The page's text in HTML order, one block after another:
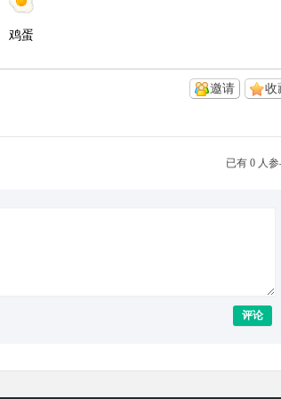
鸡蛋
收
邀请
已有 0 人
评论